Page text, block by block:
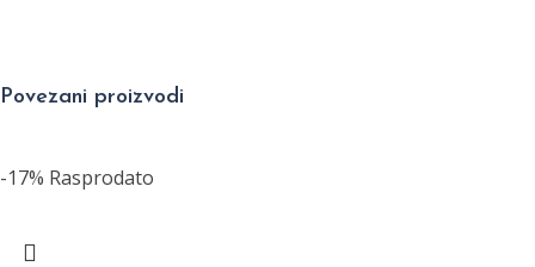
Povezani proizvodi
-17% Rasprodato